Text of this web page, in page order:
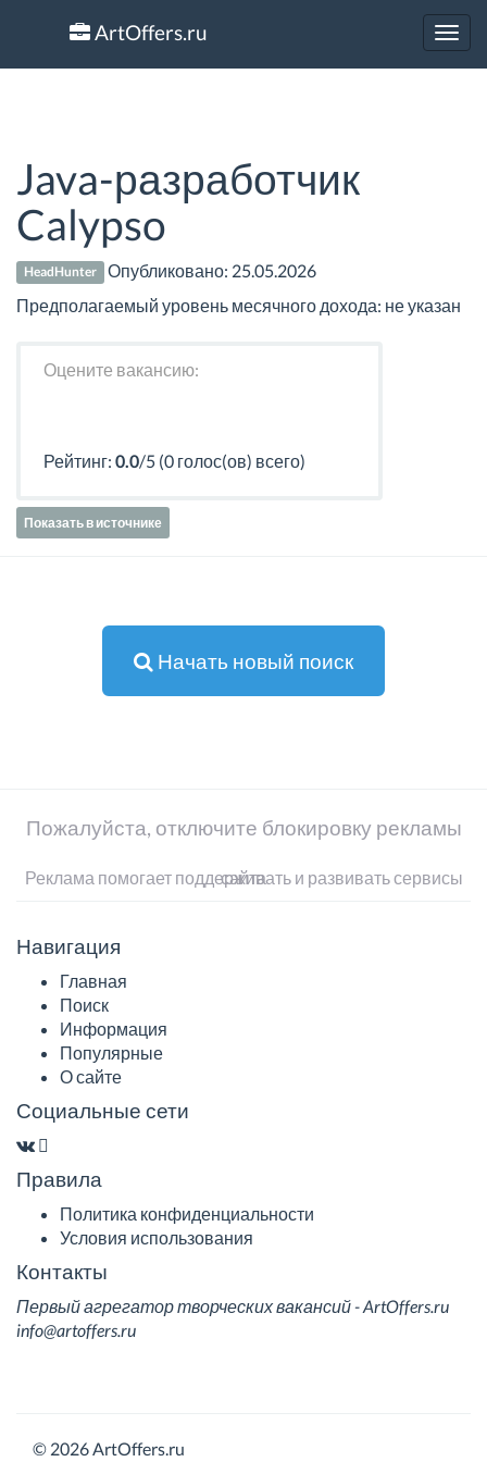
ArtOffers.ru
Java-разработчик
Calypso
HeadHunter Опубликовано: 25.05.2026
Предполагаемый уровень месячного дохода: не указан
Оцените вакансию:
Рейтинг: 0.0/5 (0 голос(ов) всего)
Показать в источнике
Начать новый поиск
Пожалуйста, отключите блокировку рекламы
Реклама помогает поддерживать и развивать сервисы сайта
Навигация
Главная
Поиск
Информация
Популярные
О сайте
Социальные сети
Правила
Политика конфиденциальности
Условия использования
Контакты
Первый агрегатор творческих вакансий - ArtOffers.ru
info@artoffers.ru
© 2026 ArtOffers.ru